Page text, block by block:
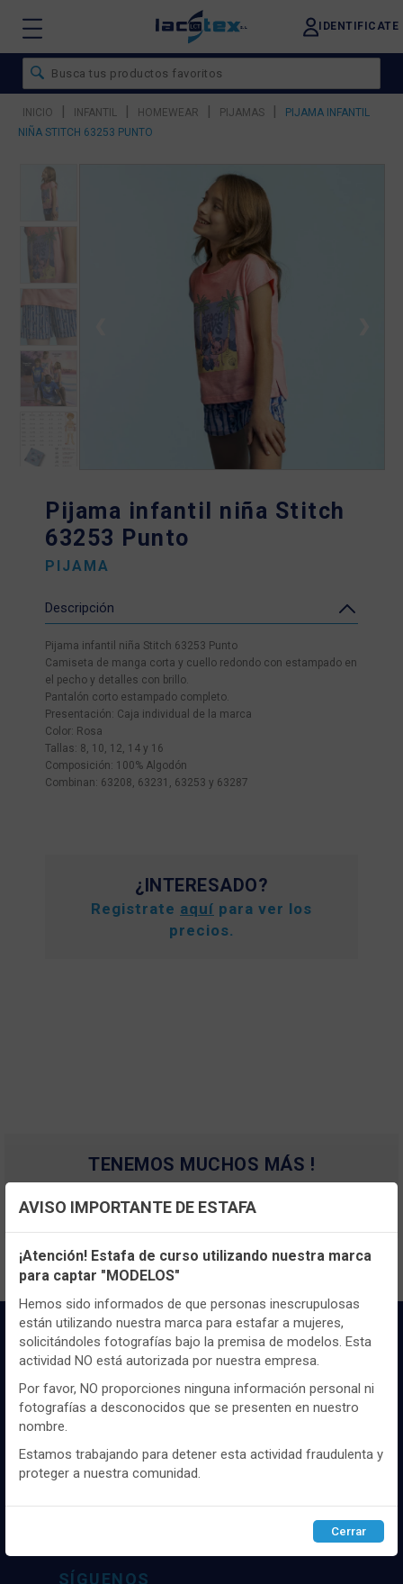
IDENTIFICATE
INICIO | INFANTIL | HOMEWEAR | PIJAMAS |
PIJAMA INFANTIL
NIÑA STITCH 63253 PUNTO
Pijama infantil niña Stitch
63253 Punto
PIJAMA
Descripción
Pijama infantil niña Stitch 63253 Punto
Camiseta de manga corta y cuello redondo con estampado en
el pecho y detalles con brillo.
Pantalón corto estampado completo.
Presentación: Caja individual de la marca
Color: Rosa
Tallas: 8, 10, 12, 14 y 16
Composición: 100% Algodón
Combinan: 63208, 63231, 63253 y 63287
¿INTERESADO?
Registrate aquí para ver los
precios.
TENEMOS MUCHOS MÁS !
Registrateaquípara poder ver todo el
contenido y los precios.
marcaas de ropa y complementos del
mercado, marcas tanto nacionales como
experiencia como proveedor de los mejores
SÍGUENOS
Configuración de cookies
Utilizamos cookies propias y de terceros, de sesión o
persistentes, para hacer funcionar de manera segura nuestra
página web y personalizar su contenido.
Igualmente, utilizamos cookies para medir y obtener datos de
la navegación que realizas y para ajustar el contenido a tus
gustos y preferencias.
Puedesconfigurary aceptar el uso de cookies a tu gusto.
Para obtener más información visita nuestra
cookies.
Configurar Rechazar ACEPTAR
AVISO IMPORTANTE DE ESTAFA
¡Atención! Estafa de curso utilizando nuestra marca
para captar "MODELOS"
Hemos sido informados de que personas inescrupulosas
están utilizando nuestra marca para estafar a mujeres,
solicitándoles fotografías bajo la premisa de modelos. Esta
actividad NO está autorizada por nuestra empresa.
Por favor, NO proporciones ninguna información personal ni
fotografías a desconocidos que se presenten en nuestro
nombre.
Estamos trabajando para detener esta actividad fraudulenta y
proteger a nuestra comunidad.
Cerrar